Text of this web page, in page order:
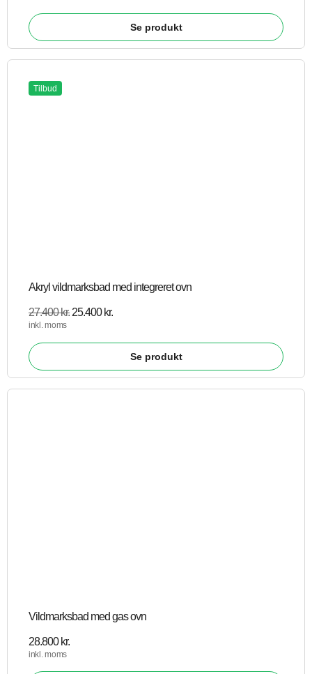
Se produkt
Tilbud
Akryl vildmarksbad med integreret ovn
27.400kr.25.400 kr.
inkl. moms
Se produkt
Vildmarksbad med gas ovn
28.800 kr.
inkl. moms